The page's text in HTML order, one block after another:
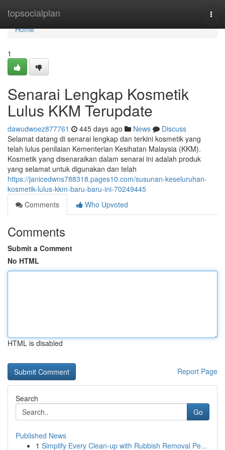
topsocialplan
Home
Home
1
Senarai Lengkap Kosmetik
Lulus KKM Terupdate
dawudwoez877761 445 days ago News
Discuss
Selamat datang di senarai lengkap dan terkini kosmetik yang
telah lulus penilaian Kementerian Kesihatan Malaysia (KKM).
Kosmetik yang disenaraikan dalam senarai ini adalah produk
yang selamat untuk digunakan dan telah
https://janicedwns788318.pages10.com/susunan-keseluruhan-
kosmetik-lulus-kkm-baru-baru-ini-70249445
Comments
Who Upvoted
Comments
Submit a Comment
No HTML
HTML is disabled
Report Page
Search
Go
Published News
1 Simplify Every Clean-up with Rubbish Removal Pe...